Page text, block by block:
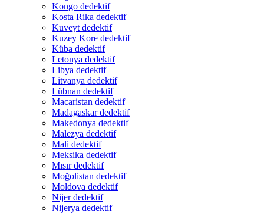
Kongo dedektif
Kosta Rika dedektif
Kuveyt dedektif
Kuzey Kore dedektif
Küba dedektif
Letonya dedektif
Libya dedektif
Litvanya dedektif
Lübnan dedektif
Macaristan dedektif
Madagaskar dedektif
Makedonya dedektif
Malezya dedektif
Mali dedektif
Meksika dedektif
Mısır dedektif
Moğolistan dedektif
Moldova dedektif
Nijer dedektif
Nijerya dedektif